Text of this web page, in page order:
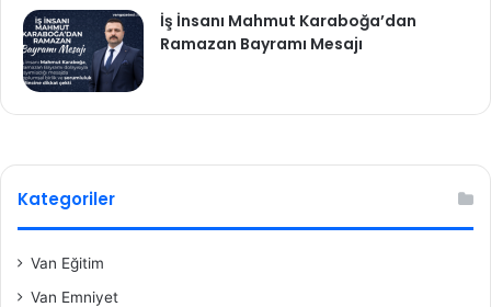
İş İnsanı Mahmut Karaboğa’dan
Ramazan Bayramı Mesajı
Kategoriler
Van Eğitim
Van Emniyet